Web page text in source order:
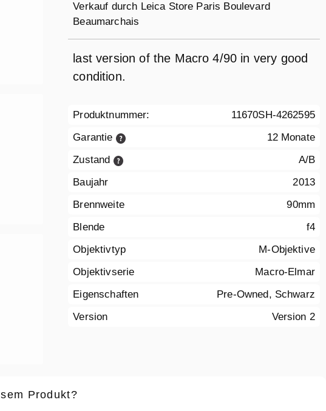
Verkauf durch Leica Store Paris Boulevard
Beaumarchais
last version of the Macro 4/90 in very good
condition.
Produktnummer:
11670SH-4262595
Garantie
12 Monate
Zustand
A/B
Baujahr
2013
Brennweite
90mm
Blende
f4
Objektivtyp
M-Objektive
Objektivserie
Macro-Elmar
Eigenschaften
Pre-Owned, Schwarz
Version
Version 2
Produkt?